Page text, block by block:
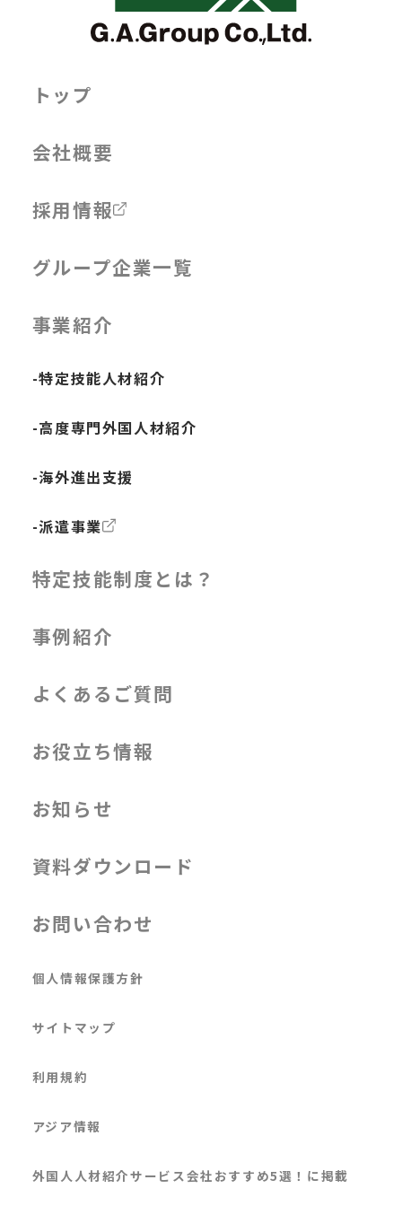
トップ
会社概要
採用情報
グループ企業一覧
事業紹介
-特定技能人材紹介
-高度専門外国人材紹介
-海外進出支援
-派遣事業
特定技能制度とは？
事例紹介
よくあるご質問
お役立ち情報
お知らせ
資料ダウンロード
お問い合わせ
個人情報保護方針
サイトマップ
利用規約
アジア情報
外国人人材紹介サービス会社おすすめ5選！に掲載